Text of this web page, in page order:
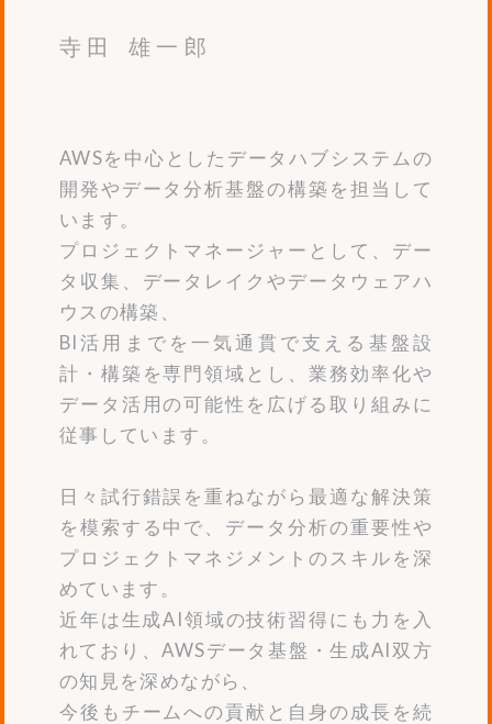
寺田 雄一郎
AWSを中心としたデータハブシステムの
開発やデータ分析基盤の構築を担当して
います。
プロジェクトマネージャーとして、デー
タ収集、データレイクやデータウェアハ
ウスの構築、
BI活用までを一気通貫で支える基盤設
計・構築を専門領域とし、業務効率化や
データ活用の可能性を広げる取り組みに
従事しています。
日々試行錯誤を重ねながら最適な解決策
を模索する中で、データ分析の重要性や
プロジェクトマネジメントのスキルを深
めています。
近年は生成AI領域の技術習得にも力を入
れており、AWSデータ基盤・生成AI双方
の知見を深めながら、
今後もチームへの貢献と自身の成長を続